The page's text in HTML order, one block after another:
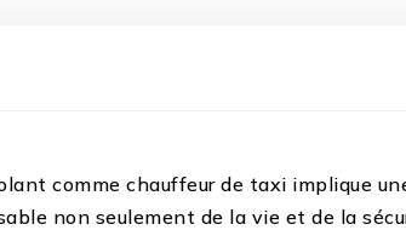
comme chauffeur de taxi implique
non seulement de la vie et de la